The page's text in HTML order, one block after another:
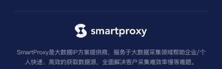
SmartProxy是大数据IP方案提供商，服务于大数据采集领域帮助企业/个
人快速、高效的获取数据源，全面解决客户采集难效率慢等难题。